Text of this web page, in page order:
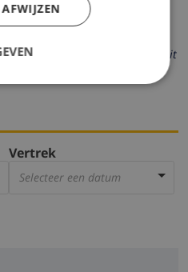
verplicht worden
gegevens worden nooit
Vertrek
Selecteer een datum